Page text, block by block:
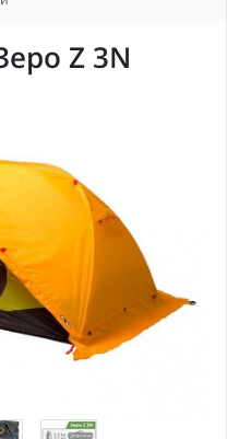
Z 3N